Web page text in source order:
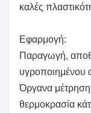
καλές
Εφαρμογή:
Παραγωγή,
υγροποιημένου
Όργανα
θερμοκρασία